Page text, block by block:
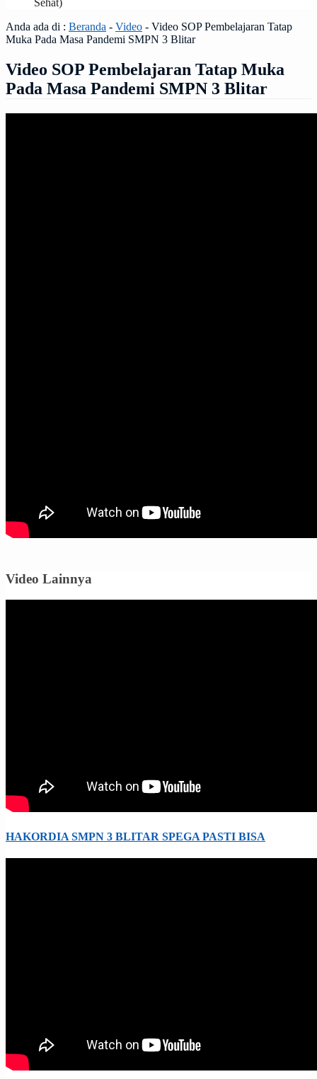
Sehat)
Anda ada di : Beranda - Video - Video SOP Pembelajaran Tatap
Muka Pada Masa Pandemi SMPN 3 Blitar
Video SOP Pembelajaran Tatap Muka
Pada Masa Pandemi SMPN 3 Blitar
Video Lainnya
HAKORDIA SMPN 3 BLITAR SPEGA PASTI BISA